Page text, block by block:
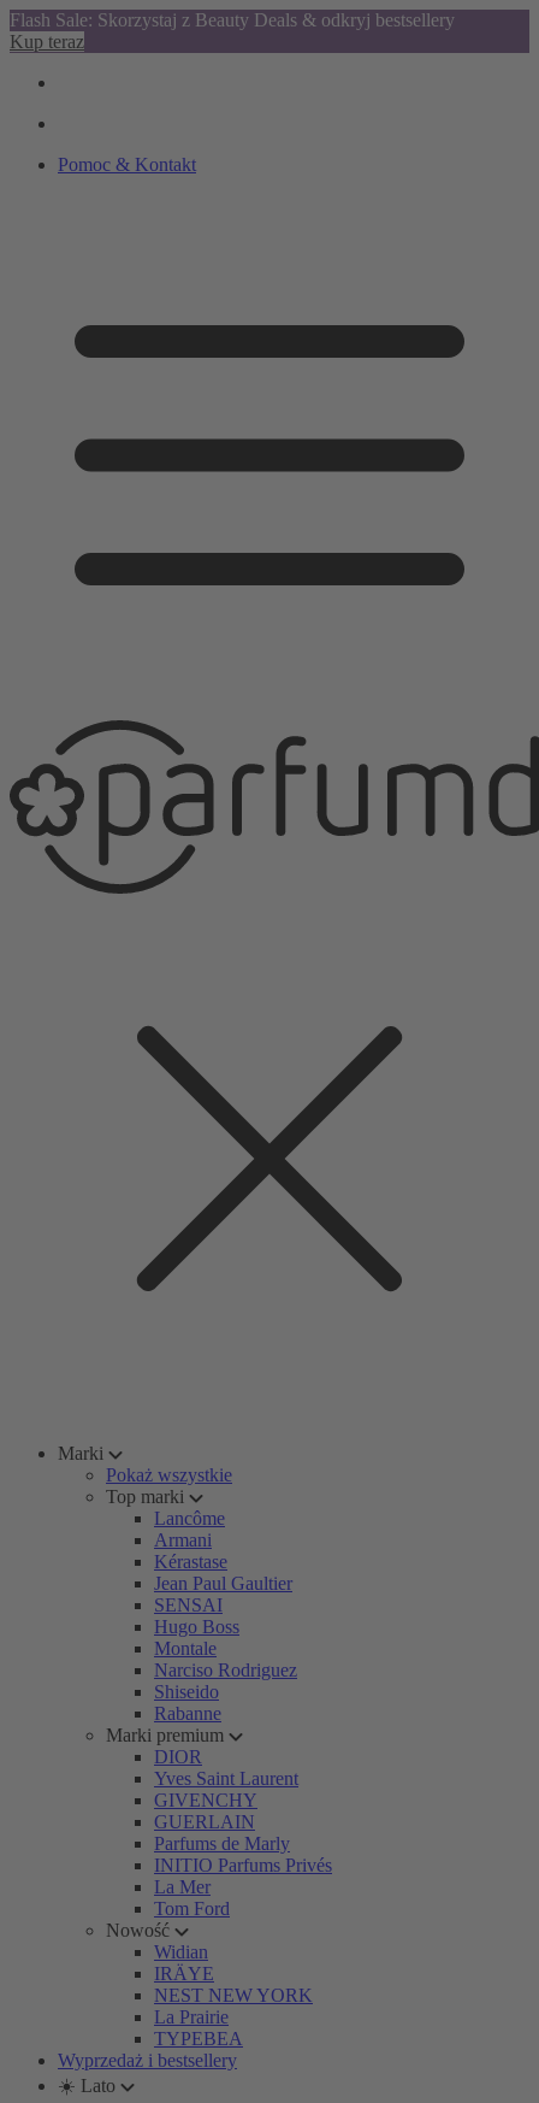
Flash Sale: Skorzystaj z Beauty Deals & odkryj bestsellery
Kup teraz
Pomoc & Kontakt
Marki
Pokaż wszystkie
Top marki
Lancôme
Armani
Kérastase
Jean Paul Gaultier
SENSAI
Hugo Boss
Montale
Narciso Rodriguez
Shiseido
Rabanne
Marki premium
DIOR
Yves Saint Laurent
GIVENCHY
GUERLAIN
Parfums de Marly
INITIO Parfums Privés
La Mer
Tom Ford
Nowość
Widian
IRÄYE
NEST NEW YORK
La Prairie
TYPEBEA
Wyprzedaż i bestsellery
☀️ Lato